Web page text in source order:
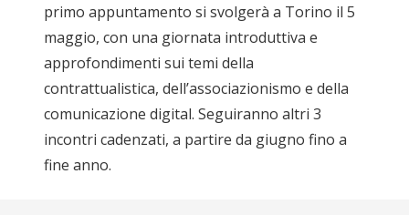
primo appuntamento si svolgerà a Torino il 5
maggio, con una giornata introduttiva e
approfondimenti sui temi della
contrattualistica, dell’associazionismo e della
comunicazione digital. Seguiranno altri 3
incontri cadenzati, a partire da giugno fino a
fine anno.